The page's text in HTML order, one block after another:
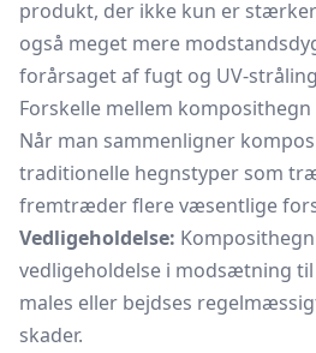
produkt, der ikke kun er
også meget mere
forårsaget af fugt og UV-
Forskelle mellem
Når man sammenligner
traditionelle hegnstyper som
fremtræder flere væsentlige
Vedligeholdelse:
vedligeholdelse i modsætning
males eller bejdses
skader.